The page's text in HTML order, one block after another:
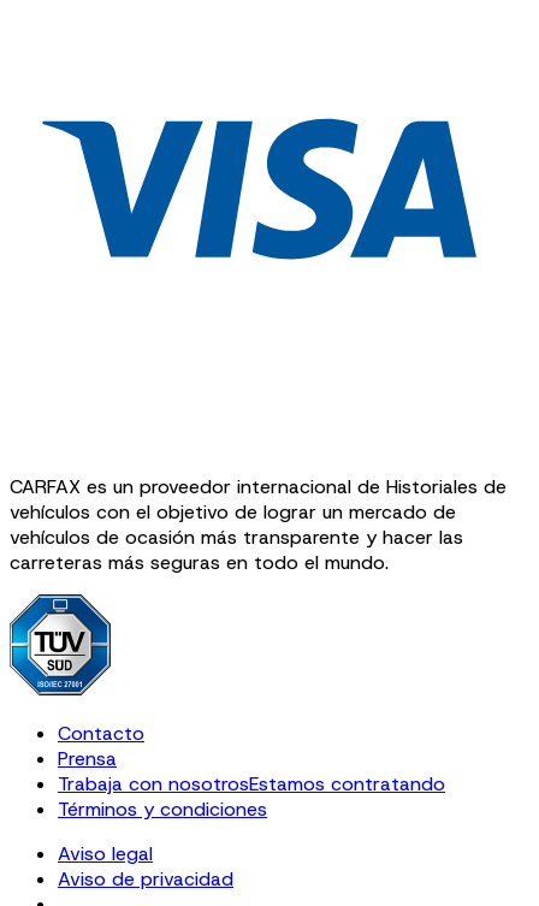
CARFAX es un proveedor internacional de Historiales de
vehículos con el objetivo de lograr un mercado de
vehículos de ocasión más transparente y hacer las
carreteras más seguras en todo el mundo.
Contacto
Prensa
Trabaja con nosotrosEstamos contratando
Términos y condiciones
Aviso legal
Aviso de privacidad